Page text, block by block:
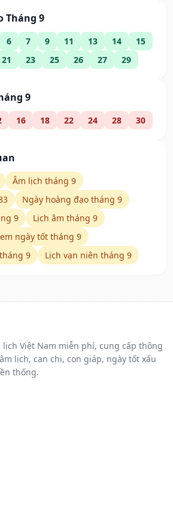
Tháng 9
6 7 9 11 13 14
15
21 23 25 26 27 29
9
16 18 22 24 28 30
Âm lịch tháng 9
Ngày hoàng đạo tháng 9
9
Lịch âm tháng 9
ngày tốt tháng 9
9
Lịch vạn niên tháng 9
Việt Nam miễn phí, cung cấp thông
lịch, can chi, con giáp, ngày tốt xấu
thống.